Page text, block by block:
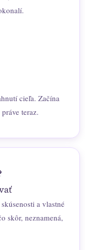
cieľa. Začína
teraz.
a vlastné
skôr, neznamená,